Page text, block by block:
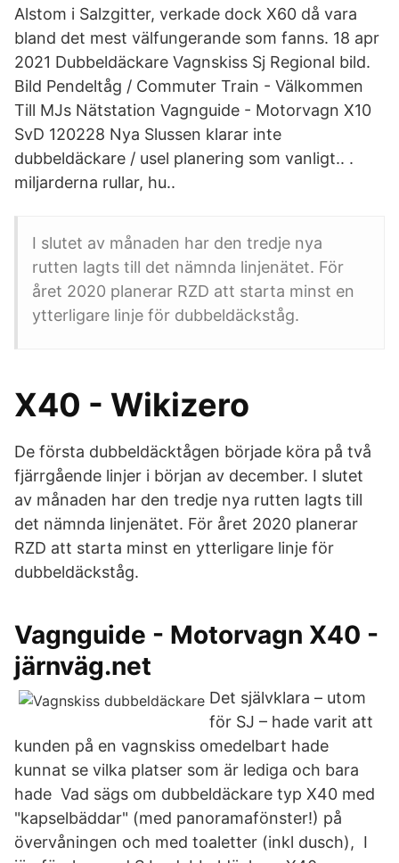
Alstom i Salzgitter, verkade dock X60 då vara
bland det mest välfungerande som fanns. 18 apr
2021 Dubbeldäckare Vagnskiss Sj Regional bild.
Bild Pendeltåg / Commuter Train - Välkommen
Till MJs Nätstation Vagnguide - Motorvagn X10
SvD 120228 Nya Slussen klarar inte
dubbeldäckare / usel planering som vanligt.. .
miljarderna rullar, hu..
I slutet av månaden har den tredje nya
rutten lagts till det nämnda linjenätet. För
året 2020 planerar RZD att starta minst en
ytterligare linje för dubbeldäckståg.
X40 - Wikizero
De första dubbeldäcktågen började köra på två
fjärrgående linjer i början av december. I slutet
av månaden har den tredje nya rutten lagts till
det nämnda linjenätet. För året 2020 planerar
RZD att starta minst en ytterligare linje för
dubbeldäckståg.
Vagnguide - Motorvagn X40 -
järnväg.net
Det självklara – utom
för SJ – hade varit att
kunden på en vagnskiss omedelbart hade
kunnat se vilka platser som är lediga och bara
hade Vad sägs om dubbeldäckare typ X40 med
"kapselbäddar" (med panoramafönster!) på
övervåningen och med toaletter (inkl dusch), I